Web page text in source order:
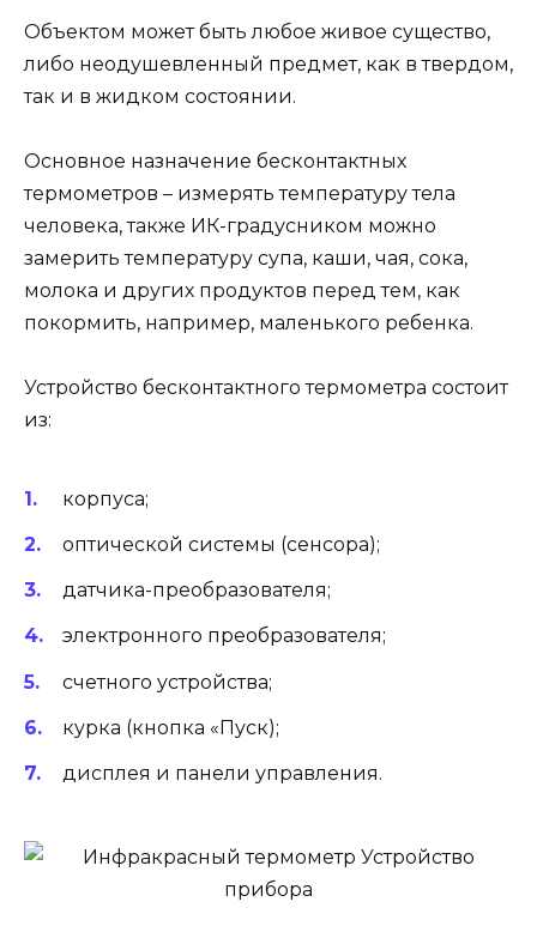
Объектом может быть любое живое существо,
либо неодушевленный предмет, как в твердом,
так и в жидком состоянии.
Основное назначение бесконтактных
термометров – измерять температуру тела
человека, также ИК-градусником можно
замерить температуру супа, каши, чая, сока,
молока и других продуктов перед тем, как
покормить, например, маленького ребенка.
Устройство бесконтактного термометра состоит
из:
корпуса;
оптической системы (сенсора);
датчика-преобразователя;
электронного преобразователя;
счетного устройства;
курка (кнопка «Пуск);
дисплея и панели управления.